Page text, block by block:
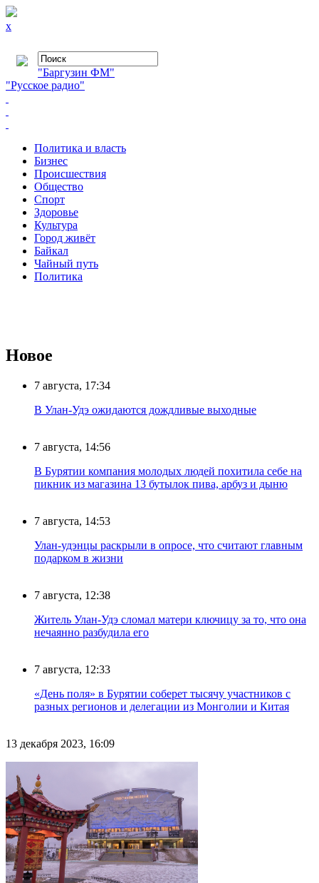
x
"Баргузин ФМ"
"Русское радио"
Политика и власть
Бизнес
Происшествия
Общество
Cпорт
Здоровье
Культура
Город живёт
Байкал
Чайный путь
Политика
Новое
7 августа, 17:34
В Улан-Удэ ожидаются дождливые выходные
7 августа, 14:56
В Бурятии компания молодых людей похитила себе на
пикник из магазина 13 бутылок пива, арбуз и дыню
7 августа, 14:53
Улан-удэнцы раскрыли в опросе, что считают главным
подарком в жизни
7 августа, 12:38
Житель Улан-Удэ сломал матери ключицу за то, что она
нечаянно разбудила его
7 августа, 12:33
«День поля» в Бурятии соберет тысячу участников с
разных регионов и делегации из Монголии и Китая
13 декабря 2023, 16:09